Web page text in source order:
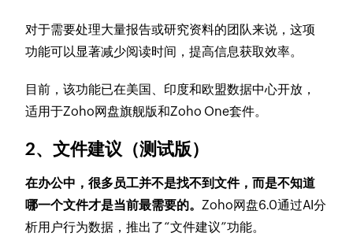
对于需要处理大量报告或研究资料的团队来说，这项
功能可以显著减少阅读时间，提高信息获取效率。
目前，该功能已在美国、印度和欧盟数据中心开放，
适用于Zoho网盘旗舰版和Zoho One套件。
2、文件建议（测试版）
在办公中，很多员工并不是找不到文件，而是不知道
哪一个文件才是当前最需要的。 Zoho网盘6.0通过AI分
析用户行为数据，推出了“文件建议”功能。